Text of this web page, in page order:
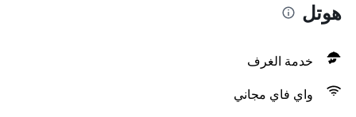
هوتل
خدمة الغرف
واي فاي مجاني